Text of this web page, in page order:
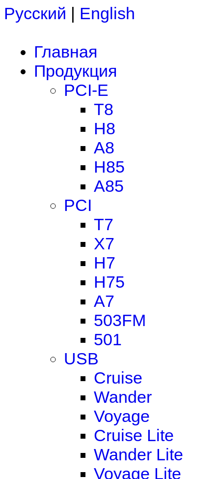
Русский | English
Главная
Продукция
PCI-E
T8
H8
A8
H85
A85
PCI
T7
X7
H7
H75
A7
503FM
501
USB
Cruise
Wander
Voyage
Cruise Lite
Wander Lite
Voyage Lite